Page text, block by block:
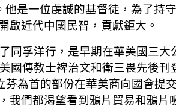
是一位虔誠的基督徒，為了
啟近代中國民智，貢獻鉅大。
同孚洋行，是早期在華美國三
傳教士裨治文和衛三畏先後
為首的部份在華美商向國會提
們都渴望看到鴉片貿易和鴉